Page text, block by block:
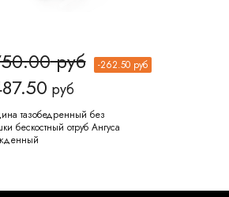
руб -262.50руб
руб
тазобедренный без
бескостный отруб Ангуса